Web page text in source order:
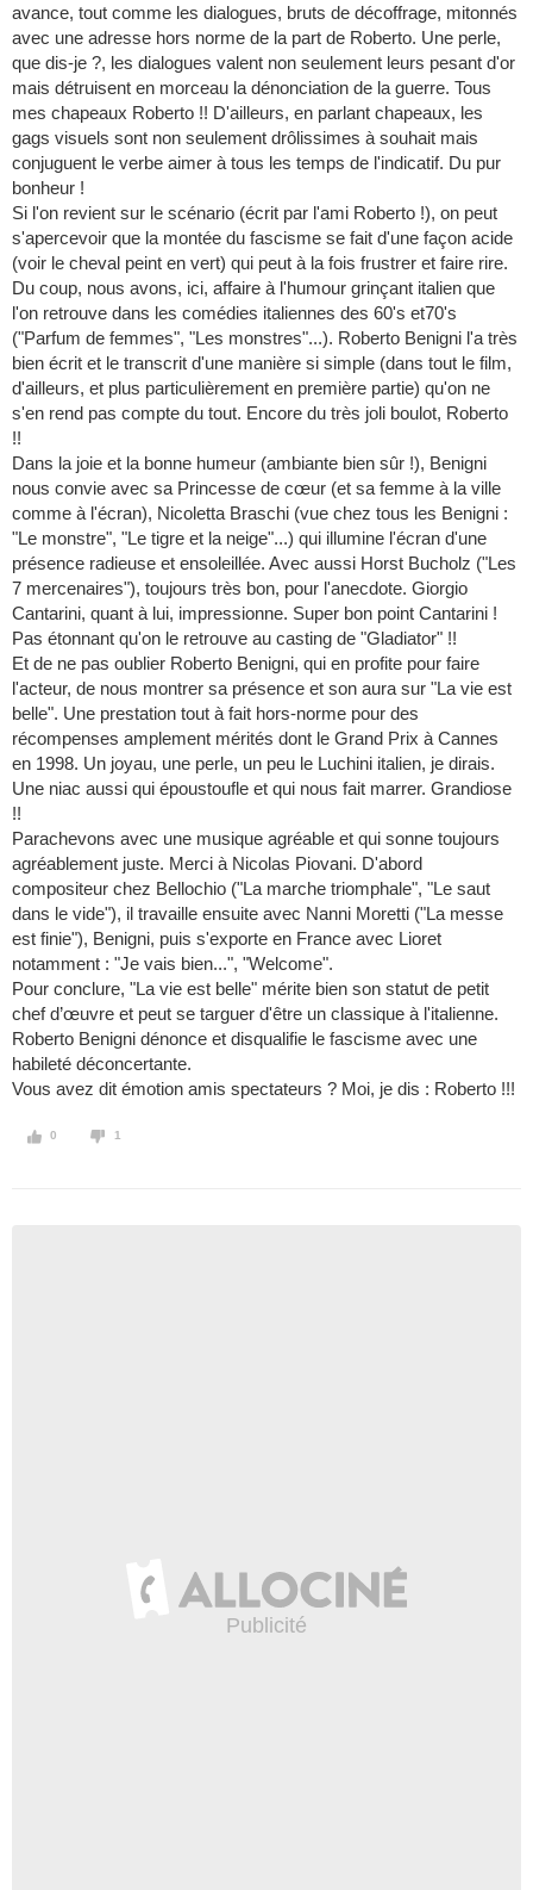
avance, tout comme les dialogues, bruts de décoffrage, mitonnés
avec une adresse hors norme de la part de Roberto. Une perle,
que dis-je ?, les dialogues valent non seulement leurs pesant d'or
mais détruisent en morceau la dénonciation de la guerre. Tous
mes chapeaux Roberto !! D'ailleurs, en parlant chapeaux, les
gags visuels sont non seulement drôlissimes à souhait mais
conjuguent le verbe aimer à tous les temps de l'indicatif. Du pur
bonheur !
Si l'on revient sur le scénario (écrit par l'ami Roberto !), on peut
s'apercevoir que la montée du fascisme se fait d'une façon acide
(voir le cheval peint en vert) qui peut à la fois frustrer et faire rire.
Du coup, nous avons, ici, affaire à l'humour grinçant italien que
l'on retrouve dans les comédies italiennes des 60's et70's
("Parfum de femmes", "Les monstres"...). Roberto Benigni l'a très
bien écrit et le transcrit d'une manière si simple (dans tout le film,
d'ailleurs, et plus particulièrement en première partie) qu'on ne
s'en rend pas compte du tout. Encore du très joli boulot, Roberto
!!
Dans la joie et la bonne humeur (ambiante bien sûr !), Benigni
nous convie avec sa Princesse de cœur (et sa femme à la ville
comme à l'écran), Nicoletta Braschi (vue chez tous les Benigni :
"Le monstre", "Le tigre et la neige"...) qui illumine l'écran d'une
présence radieuse et ensoleillée. Avec aussi Horst Bucholz ("Les
7 mercenaires"), toujours très bon, pour l'anecdote. Giorgio
Cantarini, quant à lui, impressionne. Super bon point Cantarini !
Pas étonnant qu'on le retrouve au casting de "Gladiator" !!
Et de ne pas oublier Roberto Benigni, qui en profite pour faire
l'acteur, de nous montrer sa présence et son aura sur "La vie est
belle". Une prestation tout à fait hors-norme pour des
récompenses amplement mérités dont le Grand Prix à Cannes
en 1998. Un joyau, une perle, un peu le Luchini italien, je dirais.
Une niac aussi qui époustoufle et qui nous fait marrer. Grandiose
!!
Parachevons avec une musique agréable et qui sonne toujours
agréablement juste. Merci à Nicolas Piovani. D'abord
compositeur chez Bellochio ("La marche triomphale", "Le saut
dans le vide"), il travaille ensuite avec Nanni Moretti ("La messe
est finie"), Benigni, puis s'exporte en France avec Lioret
notamment : "Je vais bien...", "Welcome".
Pour conclure, "La vie est belle" mérite bien son statut de petit
chef d’œuvre et peut se targuer d'être un classique à l'italienne.
Roberto Benigni dénonce et disqualifie le fascisme avec une
habileté déconcertante.
Vous avez dit émotion amis spectateurs ? Moi, je dis : Roberto !!!
0 1